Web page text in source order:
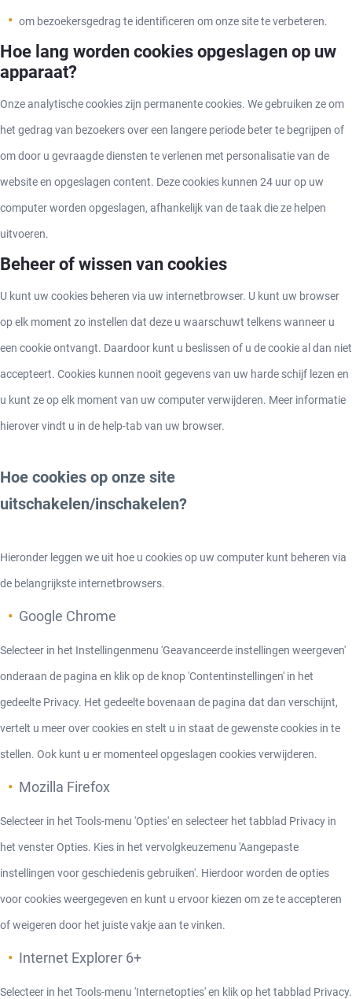
om bezoekersgedrag te identificeren om onze site te verbeteren.
Hoe lang worden cookies opgeslagen op uw
apparaat?
Onze analytische cookies zijn permanente cookies. We gebruiken ze om
het gedrag van bezoekers over een langere periode beter te begrijpen of
om door u gevraagde diensten te verlenen met personalisatie van de
website en opgeslagen content. Deze cookies kunnen 24 uur op uw
computer worden opgeslagen, afhankelijk van de taak die ze helpen
uitvoeren.
Beheer of wissen van cookies
U kunt uw cookies beheren via uw internetbrowser. U kunt uw browser
op elk moment zo instellen dat deze u waarschuwt telkens wanneer u
een cookie ontvangt. Daardoor kunt u beslissen of u de cookie al dan niet
accepteert. Cookies kunnen nooit gegevens van uw harde schijf lezen en
u kunt ze op elk moment van uw computer verwijderen. Meer informatie
hierover vindt u in de help-tab van uw browser.
Hoe cookies op onze site
uitschakelen/inschakelen?
Hieronder leggen we uit hoe u cookies op uw computer kunt beheren via
de belangrijkste internetbrowsers.
Google Chrome
Selecteer in het Instellingenmenu 'Geavanceerde instellingen weergeven'
onderaan de pagina en klik op de knop 'Contentinstellingen' in het
gedeelte Privacy. Het gedeelte bovenaan de pagina dat dan verschijnt,
vertelt u meer over cookies en stelt u in staat de gewenste cookies in te
stellen. Ook kunt u er momenteel opgeslagen cookies verwijderen.
Mozilla Firefox
Selecteer in het Tools-menu 'Opties' en selecteer het tabblad Privacy in
het venster Opties. Kies in het vervolgkeuzemenu 'Aangepaste
instellingen voor geschiedenis gebruiken'. Hierdoor worden de opties
voor cookies weergegeven en kunt u ervoor kiezen om ze te accepteren
of weigeren door het juiste vakje aan te vinken.
Internet Explorer 6+
Selecteer in het Tools-menu 'Internetopties' en klik op het tabblad Privacy.